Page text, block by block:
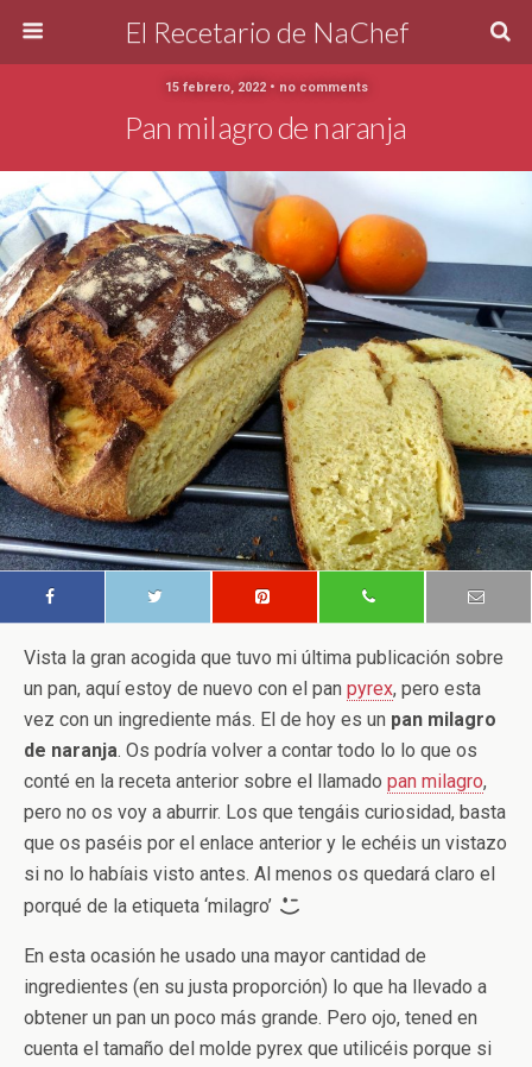
El Recetario de NaChef
15 febrero, 2022 • no comments
Pan milagro de naranja
Vista la gran acogida que tuvo mi última publicación sobre
un pan, aquí estoy de nuevo con el pan pyrex, pero esta
vez con un ingrediente más. El de hoy es un pan milagro
de naranja. Os podría volver a contar todo lo lo que os
conté en la receta anterior sobre el llamado pan milagro,
pero no os voy a aburrir. Los que tengáis curiosidad, basta
que os paséis por el enlace anterior y le echéis un vistazo
si no lo habíais visto antes. Al menos os quedará claro el
porqué de la etiqueta ‘milagro’
En esta ocasión he usado una mayor cantidad de
ingredientes (en su justa proporción) lo que ha llevado a
obtener un pan un poco más grande. Pero ojo, tened en
cuenta el tamaño del molde pyrex que utilicéis porque si